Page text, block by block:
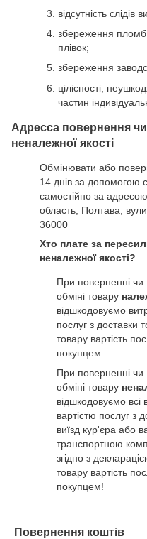
відсутність
збереження
плівок;
збереження
цілісності,
частин
Адресса повернення
неналежної якості
Обмінювати або
14 днів за допомогою
самостійно за
область, Полтава,
36000
Хто плате за
неналежної якості?
При поверненні чи
обміні товару
відшкодовуємо
послуг з доставки
товару вартість
покупцем.
При поверненні чи
обміні товару
відшкодовуємо всі
вартістю послуг з
виїзд кур'єра або
транспортною
згідно з
товару вартість
покупцем!
Повернення коштів